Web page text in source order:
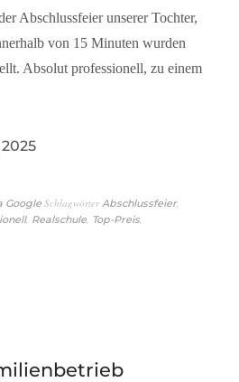
Abschlussfeier unserer Tochter,
von 15 Minuten wurden
Absolut professionell, zu einem
Google Schlagwörter Abschlussfeier,
, Realschule Top-Preis